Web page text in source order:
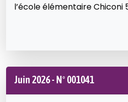
l’école élémentaire Chiconi
Juin 2026 - N° 001041